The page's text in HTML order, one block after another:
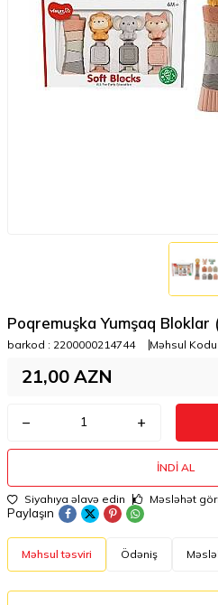
Poqremuşka Yumşaq Bloklar
barkod : 2200000214744 Məhsul Kodu
21,00 AZN
İNDI AL
Siyahıya əlavə edin Məsləhət
Paylaşın
Məhsul təsviri Ödəniş